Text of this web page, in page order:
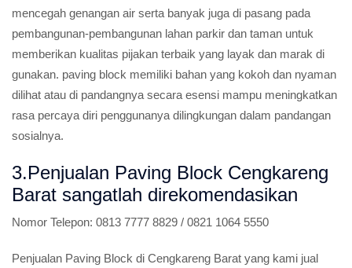
mencegah genangan air serta banyak juga di pasang pada
pembangunan-pembangunan lahan parkir dan taman untuk
memberikan kualitas pijakan terbaik yang layak dan marak di
gunakan. paving block memiliki bahan yang kokoh dan nyaman
dilihat atau di pandangnya secara esensi mampu meningkatkan
rasa percaya diri penggunanya dilingkungan dalam pandangan
sosialnya.
3.Penjualan Paving Block Cengkareng
Barat sangatlah direkomendasikan
Nomor Telepon: 0813 7777 8829 / 0821 1064 5550
Penjualan Paving Block di Cengkareng Barat yang kami jual